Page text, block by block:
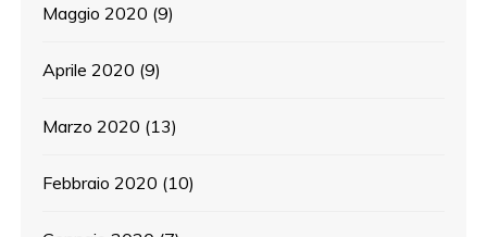
Maggio 2020 (9)
Aprile 2020 (9)
Marzo 2020 (13)
Febbraio 2020 (10)